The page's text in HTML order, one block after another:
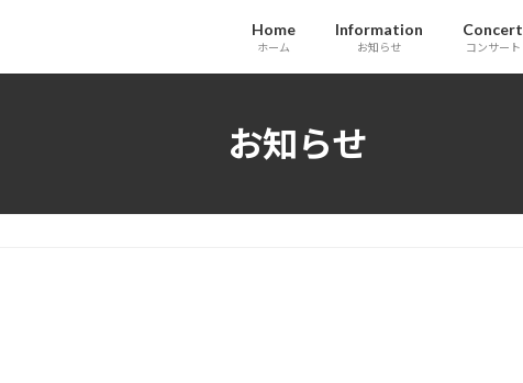
Home
ホーム
Information
お知らせ
Concert
コンサート
お知らせ